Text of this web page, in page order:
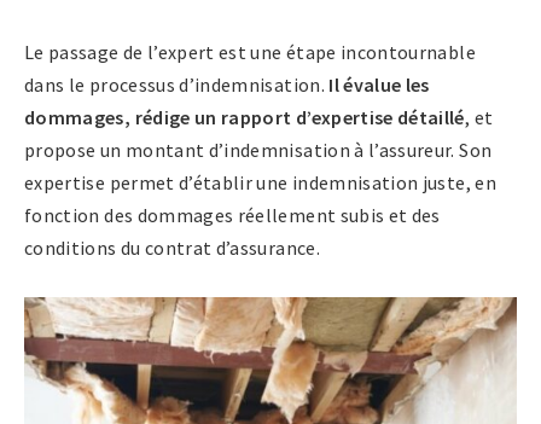
Le passage de l’expert est une étape incontournable
dans le processus d’indemnisation. Il évalue les
dommages, rédige un rapport d’expertise détaillé, et
propose un montant d’indemnisation à l’assureur. Son
expertise permet d’établir une indemnisation juste, en
fonction des dommages réellement subis et des
conditions du contrat d’assurance.